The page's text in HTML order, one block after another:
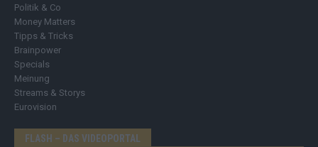
Politik & Co
Money Matters
Tipps & Tricks
Brainpower
Specials
Meinung
Streams & Storys
Eurovision
FLASH – DAS VIDEOPORTAL